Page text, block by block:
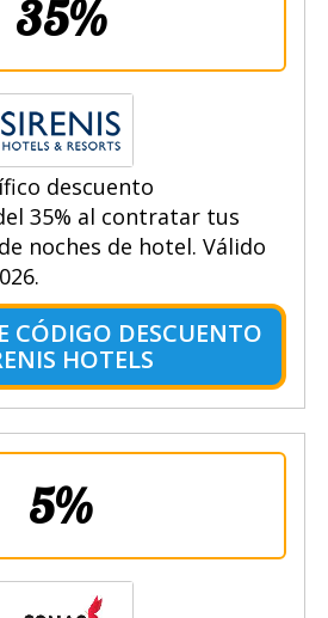
35%
descuento
35% al contratar tus
noches de hotel. Válido
CÓDIGO DESCUENTO
HOTELS
5%